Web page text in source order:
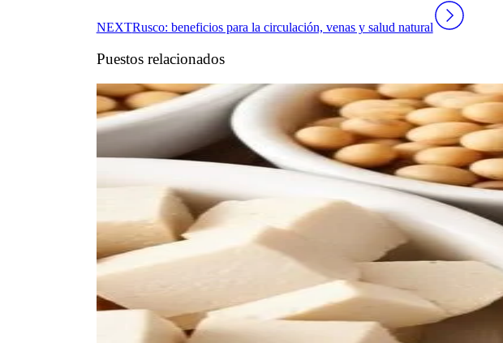
NEXTRusco: beneficios para la circulación, venas y salud natural
Puestos relacionados